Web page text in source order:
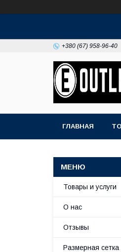
+380 (67) 958-96-40
ГЛАВНАЯ
Товары и услуги
О нас
Отзывы
Размерная сетка